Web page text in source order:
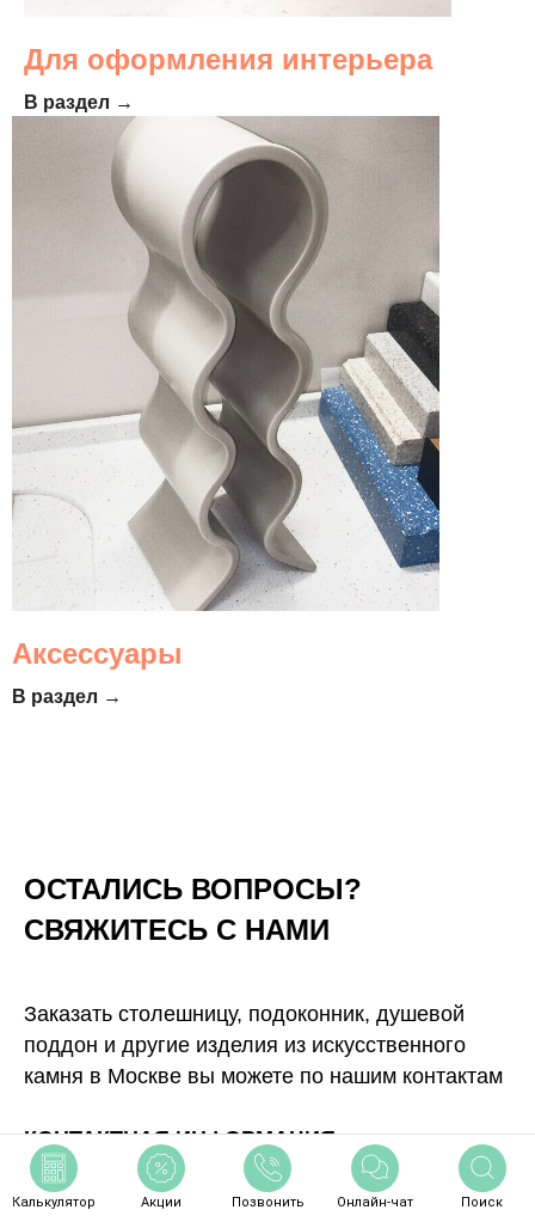
Калькулятор Акции Позвонить Онлайн-чат Поиск
Для оформления интерьера
В раздел →
Аксессуары
В раздел →
ОСТАЛИСЬ ВОПРОСЫ?
СВЯЖИТЕСЬ С НАМИ
Заказать столешницу, подоконник, душевой
поддон и другие изделия из искусственного
камня в Москве вы можете по нашим контактам
КОНТАКТНАЯ ИНФОРМАЦИЯ
+7 495 241-00-86